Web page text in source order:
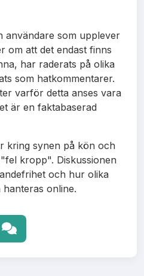
användare som upplever
om att det endast finns
har raderats på olika
som hatkommentarer.
varför detta anses vara
är en faktabaserad
kring synen på kön och
kropp". Diskussionen
och hur olika
online.